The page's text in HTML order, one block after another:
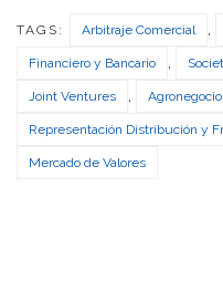
TAGS: Arbitraje Comercial
Financiero y Bancario
Joint Ventures
Representación Distribución y
Mercado de Valores